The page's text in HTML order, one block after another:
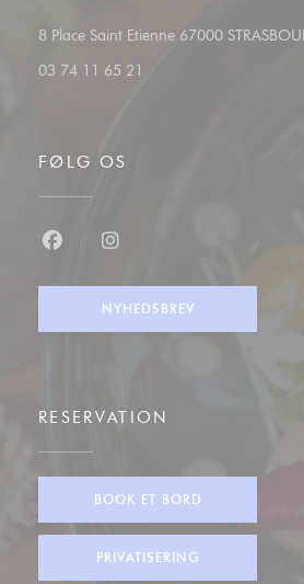
8 Place Saint Etienne 67000
03 74 11 65 21
FØLG OS
NYHEDSBREV
RESERVATION
BOOK ET BORD
PRIVATISERING